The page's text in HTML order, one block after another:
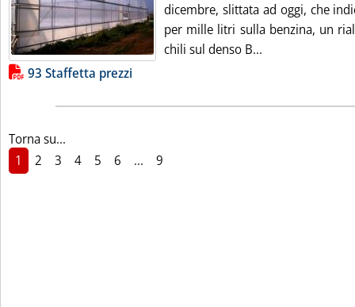
dicembre, slittata ad oggi, che
per mille litri sulla benzina, un
chili sul denso B...
Lista allegati PDF alla notizia
93 Staffetta prezzi
Torna su...
1
2 3 4 5 6 ... 9